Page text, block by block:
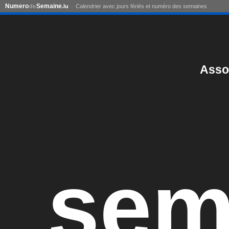
NumerodeSemaine.lu Calendrier avec jours fériés et numéro des semaines